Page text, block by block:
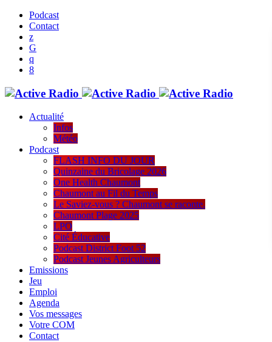
Podcast
Contact
Actualité
Infos
Météo
Podcast
FLASH INFO DU JOUR
Quinzaine du Bricolage 2026
One Health Chaumont
Chaumont au Fil du Temps
Le Saviez-vous ? Chaumont se raconte.
Chaumont Plage 2025
LPO
Cité Éducative
Podcast District Foot 52
Podcast Jeunes Agriculteurs
Emissions
Jeu
Emploi
Agenda
Vos messages
Votre COM
Contact